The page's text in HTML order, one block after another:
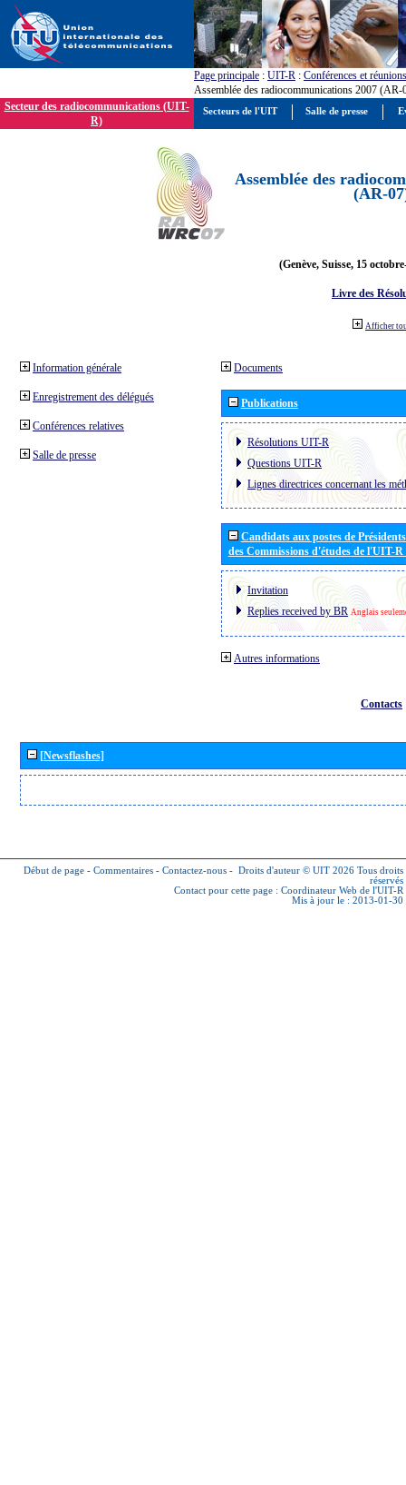
Page principale : UIT-R : Conférences et réunions
Assemblée des radiocommunications 2007 (AR-
Secteur des radiocommunications (UIT-
R)
Assemblée des
(AR-
(Genève, Suisse, 15
Livre des
Afficher
Information générale
Enregistrement des délégués
Conférences relatives
Salle de presse
Documents
Publications
Résolutions UIT-R
Questions UIT-R
Lignes directrices concernant les
Candidats aux postes de
des Commissions d'études de l'UIT-
Invitation
Replies received by BR Anglais
Autres informations
Contacts
[Newsflashes]
Début de page - Commentaires - Contactez-nous - Droits d'auteur © UIT 2026 Tous droits
réservés
Contact pour cette page : Coordinateur Web de l'UIT-R
Mis à jour le : 2013-01-30
Secteurs de l'UIT Salle de presse